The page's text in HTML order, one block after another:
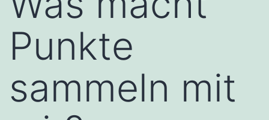
Punkte
sammeln mit